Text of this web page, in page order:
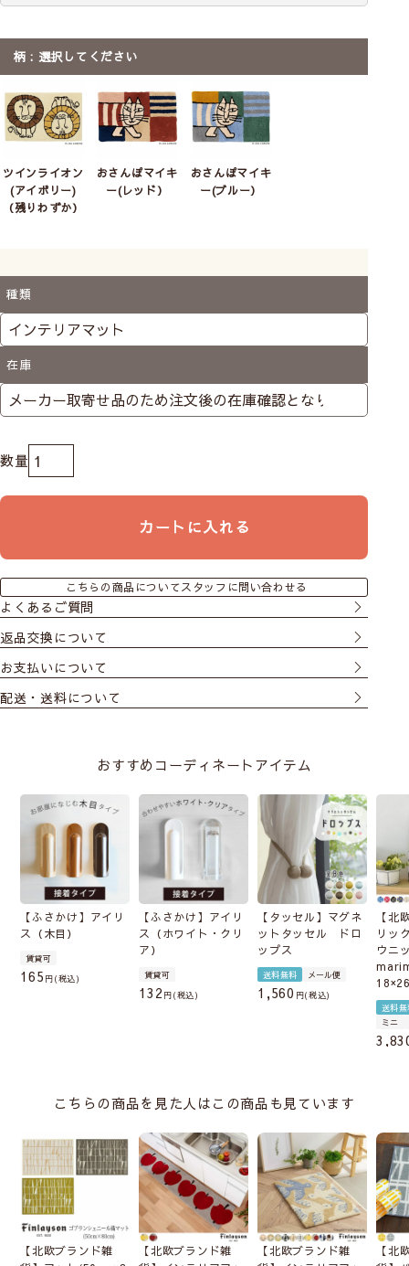
おさんぽマイキー(ブルー）
おしゃべりイギー(イエロ
ー）
LISA LARSON－リサ・ラーソン－
スウェーデンを代表する陶芸家。ユーモラスで人
間味あふれたやさしくあたたかみのある世界観を
表現したファブリックで、心が和む癒しの空間を
お楽しみいただけます。
LISA LARSONの商品をすべて見る
柄 選択してください
ツインライオン
(アイボリー)
（残りわずか）
おさんぽマイキ
ー(レッド）
おさんぽマイキ
ー(ブルー）
種類
在庫
カートに入れる
こちらの商品についてスタッフに問い合わせる
よくあるご質問
返品交換について
お支払いについて
配送・送料について
おすすめコーディネートアイテム
【ふさかけ】アイリ
ス（木目）
賃貸可
165 税込
【ふさかけ】アイリ
ス（ホワイト・クリ
ア）
賃貸可
132 税込
【タッセル】マグネ
ットタッセル ドロ
ップス
送料無料 メール便
1,560 税込
【北
リッ
ウニ
送料無
ミニ
こちらの商品を見た人はこの商品も見ています
【北欧ブランド雑
【北欧ブランド雑
【北欧ブランド雑
【北